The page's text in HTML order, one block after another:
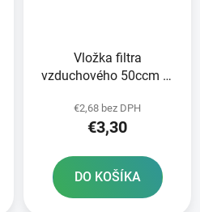
Vložka filtra
vzduchového 50ccm 4t
€2,68 bez DPH
€3,30
DO KOŠÍKA